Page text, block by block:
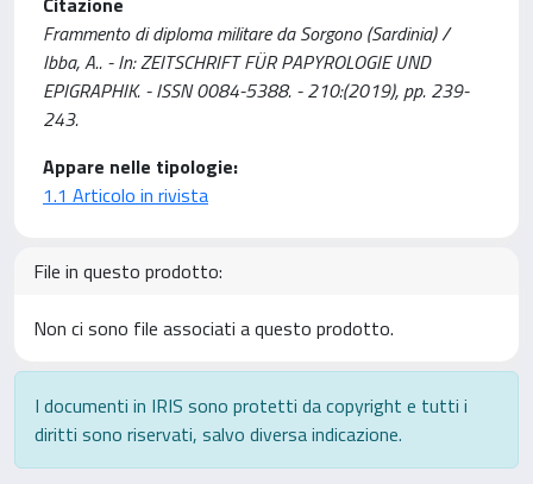
Frammento di diploma militare da Sorgono (Sardinia) /
Ibba, A.. - In: ZEITSCHRIFT FÜR PAPYROLOGIE UND
EPIGRAPHIK. - ISSN 0084-5388. - 210:(2019), pp. 239-
243.
Appare nelle tipologie:
1.1 Articolo in rivista
File in questo prodotto:
Non ci sono file associati a questo prodotto.
I documenti in IRIS sono protetti da copyright e tutti i
diritti sono riservati, salvo diversa indicazione.